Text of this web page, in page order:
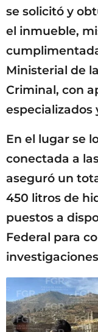
se solicitó y
el inmueble,
Ministerial de
Criminal, con
especializados
En el lugar se
conectada a
aseguró un
450 litros de
puestos a
Federal para